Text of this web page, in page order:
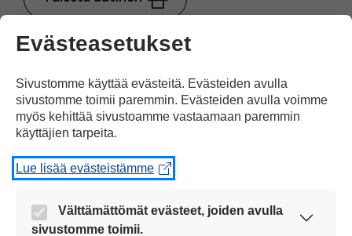
”Kuka voittaa Valioliigan?”
Evästeasetukset
Sivustomme käyttää evästeitä. Evästeiden avulla
sivustomme toimii paremmin. Evästeiden avulla voimme
myös kehittää sivustoamme vastaamaan paremmin
käyttäjien tarpeita.
Lue lisää evästeistämme
Välttämättömät evästeet, joiden avulla
sivustomme toimii.